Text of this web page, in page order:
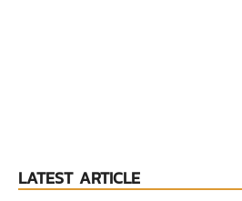
LATEST ARTICLE